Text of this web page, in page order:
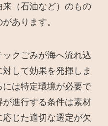
来（石油など）のもの
あります。
クごみが海へ流れ込
して効果を発揮しま
は特定環境が必要で
進行する条件は素材
じた適切な選定が欠